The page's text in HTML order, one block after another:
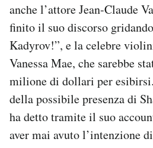
anche l’attore Jean-Claude
finito il suo discorso
Kadyrov!”, e la celebre
Vanessa Mae, che sarebbe
milione di dollari per
della possibile presenza di
ha detto tramite il suo
aver mai avuto l’intenzione